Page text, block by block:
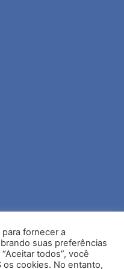
fornecer a
suas preferências
todos”, você
os cookies. No entanto,